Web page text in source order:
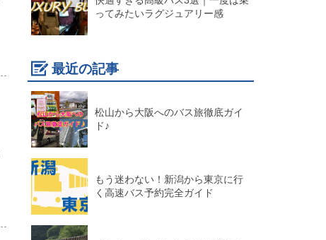
ってみたいラグジュアリー感
最近の記事
松山から大阪へのバス旅徹底ガイ
ド♪
もう迷わない！新潟から東京に行
く高速バス予約完全ガイド